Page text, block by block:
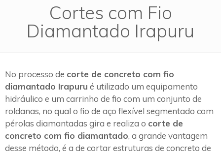
Cortes com Fio
Diamantado Irapuru
No processo de corte de concreto com fio
diamantado Irapuru é utilizado um equipamento
hidráulico e um carrinho de fio com um conjunto de
roldanas, no qual o fio de aço flexível segmentado com
pérolas diamantadas gira e realiza o corte de
concreto com fio diamantado, a grande vantagem
desse método, é a de cortar estruturas de concreto de